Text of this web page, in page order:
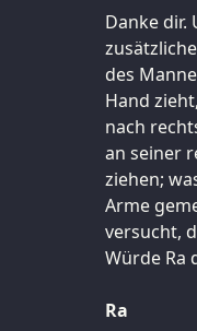
Danke
des
Hand
nach
an seiner
ziehen;
Arme
versucht,
Würde Ra
Ra